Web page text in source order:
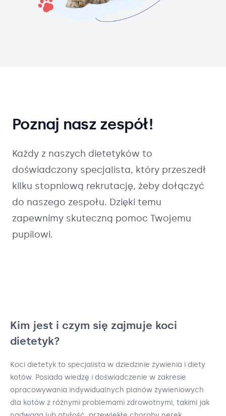
Poznaj nasz zespół!
Każdy z naszych dietetyków to
doświadczony specjalista, który przeszedł
kilku stopniową rekrutację, żeby dołączyć
do naszego zespołu. Dzięki temu
zapewnimy skuteczną pomoc Twojemu
pupilowi.
Kim jest i czym się zajmuje koci
dietetyk?
Koci dietetyk to specjalista w dziedzinie żywienia i diety
kotów. Posiada wiedzę i doświadczenie w zakresie
opracowywania indywidualnych planów żywieniowych
dla kotów z różnymi problemami zdrowotnymi, takimi jak